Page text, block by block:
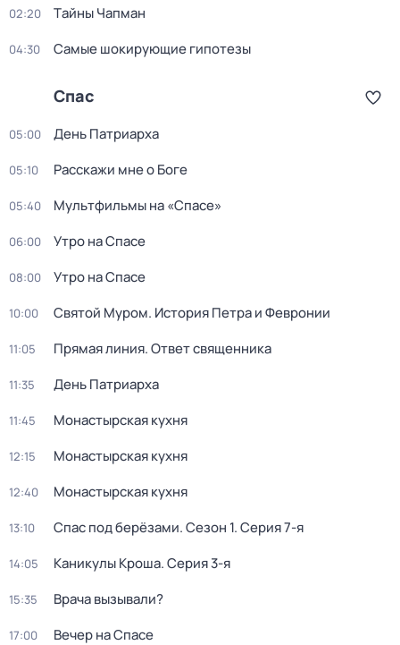
02:20 Тaйны Чапман
04:30 Самые шoкиpующие гипотезы
Спас
05:00 День Патриарха
05:10 Расскажи мне о Боге
05:40 Мультфильмы на «Спасе»
06:00 Утро на Спасе
08:00 Утро на Спасе
10:00 Святой Муром. История Петра и Февронии
11:05 Прямая линия. Ответ священника
11:35 День Патриарха
11:45 Монастырская кухня
12:15 Монастырская кухня
12:40 Монастырская кухня
13:10 Спас под берёзами. Сезон 1. Серия 7-я
14:05 Каникулы Кроша. Серия 3-я
15:35 Врача вызывали?
17:00 Вечер на Спасе